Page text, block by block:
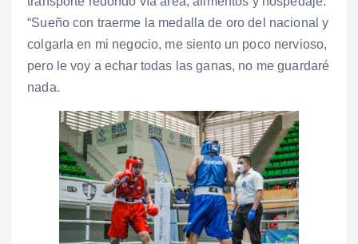
“Sueño con traerme la medalla de oro del nacional y
colgarla en mi negocio, me siento un poco nervioso,
pero le voy a echar todas las ganas, no me guardaré
nada.